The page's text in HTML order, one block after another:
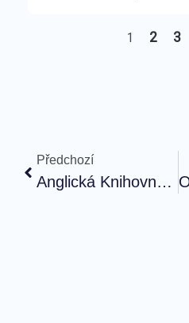
1 2 3
Předchozí
Anglická Knihovna Ve Škole